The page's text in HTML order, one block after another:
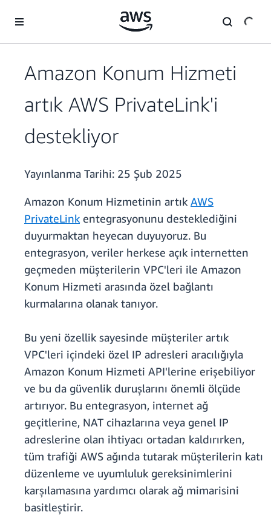
Amazon Konum Hizmeti
artık AWS PrivateLink'i
destekliyor
Yayınlanma Tarihi: 25 Şub 2025
Amazon Konum Hizmetinin artık AWS
PrivateLink entegrasyonunu desteklediğini
duyurmaktan heyecan duyuyoruz. Bu
entegrasyon, veriler herkese açık internetten
geçmeden müşterilerin VPC'leri ile Amazon
Konum Hizmeti arasında özel bağlantı
kurmalarına olanak tanıyor.
Bu yeni özellik sayesinde müşteriler artık
VPC'leri içindeki özel IP adresleri aracılığıyla
Amazon Konum Hizmeti API'lerine erişebiliyor
ve bu da güvenlik duruşlarını önemli ölçüde
artırıyor. Bu entegrasyon, internet ağ
geçitlerine, NAT cihazlarına veya genel IP
adreslerine olan ihtiyacı ortadan kaldırırken,
tüm trafiği AWS ağında tutarak müşterilerin katı
düzenleme ve uyumluluk gereksinimlerini
karşılamasına yardımcı olarak ağ mimarisini
basitleştirir.